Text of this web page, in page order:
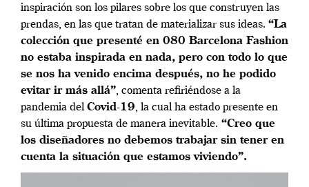
inspiración son los pilares sobre los que construyen las
prendas, en las que tratan de materializar sus ideas. “La
colección que presenté en 080 Barcelona Fashion
no estaba inspirada en nada, pero con todo lo que
se nos ha venido encima después, no he podido
evitar ir más allá”, comenta refiriéndose a la
pandemia del Covid-19, la cual ha estado presente en
su última propuesta de manera inevitable. “Creo que
los diseñadores no debemos trabajar sin tener en
cuenta la situación que estamos viviendo”.